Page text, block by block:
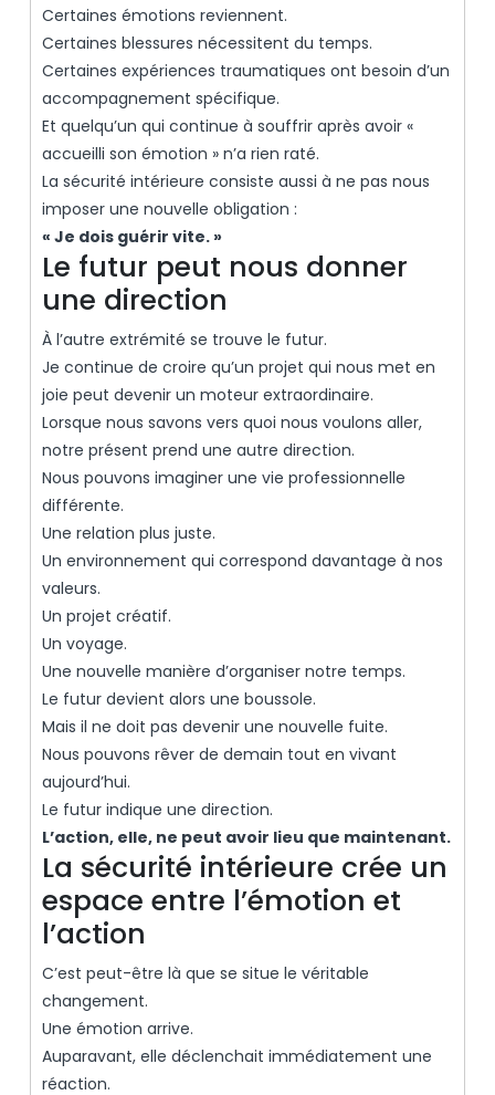
Certaines émotions reviennent.
Certaines blessures nécessitent du temps.
Certaines expériences traumatiques ont besoin d’un
accompagnement spécifique.
Et quelqu’un qui continue à souffrir après avoir «
accueilli son émotion » n’a rien raté.
La sécurité intérieure consiste aussi à ne pas nous
imposer une nouvelle obligation :
« Je dois guérir vite. »
Le futur peut nous donner
une direction
À l’autre extrémité se trouve le futur.
Je continue de croire qu’un projet qui nous met en
joie peut devenir un moteur extraordinaire.
Lorsque nous savons vers quoi nous voulons aller,
notre présent prend une autre direction.
Nous pouvons imaginer une vie professionnelle
différente.
Une relation plus juste.
Un environnement qui correspond davantage à nos
valeurs.
Un projet créatif.
Un voyage.
Une nouvelle manière d’organiser notre temps.
Le futur devient alors une boussole.
Mais il ne doit pas devenir une nouvelle fuite.
Nous pouvons rêver de demain tout en vivant
aujourd’hui.
Le futur indique une direction.
L’action, elle, ne peut avoir lieu que maintenant.
La sécurité intérieure crée un
espace entre l’émotion et
l’action
C’est peut-être là que se situe le véritable
changement.
Une émotion arrive.
Auparavant, elle déclenchait immédiatement une
réaction.